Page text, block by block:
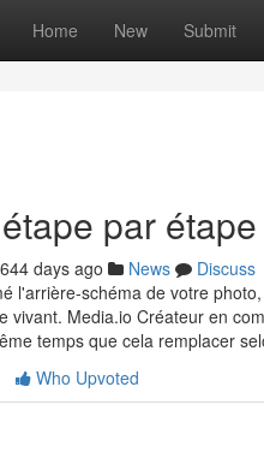
Home New Submit
par
644 days ago News
Discuss
l'arrière-schéma de votre
vivant. Media.io Créateur en
temps que cela remplacer
Who Upvoted